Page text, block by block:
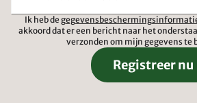
Ik heb de
akkoord dat er een bericht naar het
verzonden om mijn gegevens te
Registreer nu